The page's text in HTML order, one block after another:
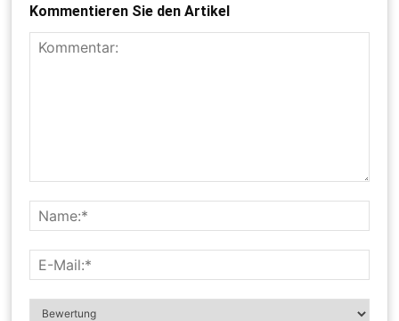
Kommentieren Sie den Artikel